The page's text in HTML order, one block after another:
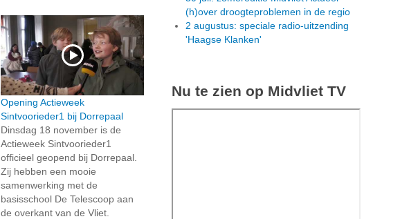
Opening Actieweek
Sintvoorieder1 bij Dorrepaal
Dinsdag 18 november is de
Actieweek Sintvoorieder1
officieel geopend bij Dorrepaal.
Zij hebben een mooie
samenwerking met de
basisschool De Telescoop aan
de overkant van de Vliet.
(h)over droogteproblemen in de regio
2 augustus: speciale radio-uitzending
'Haagse Klanken'
Nu te zien op Midvliet TV